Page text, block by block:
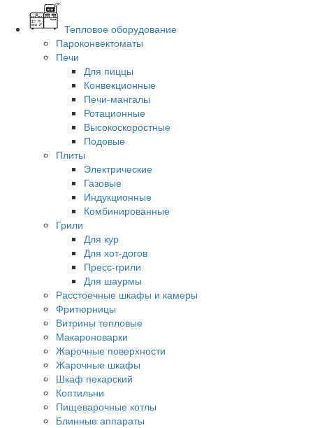
Тепловое оборудование
Пароконвектоматы
Печи
Для пиццы
Конвекционные
Печи-мангалы
Ротационные
Высокоскоростные
Подовые
Плиты
Электрические
Газовые
Индукционные
Комбинированные
Грили
Для кур
Для хот-догов
Пресс-грили
Для шаурмы
Расстоечные шкафы и камеры
Фритюрницы
Витрины тепловые
Макароноварки
Жарочные поверхности
Жарочные шкафы
Шкаф пекарский
Коптильни
Пищеварочные котлы
Блинные аппараты